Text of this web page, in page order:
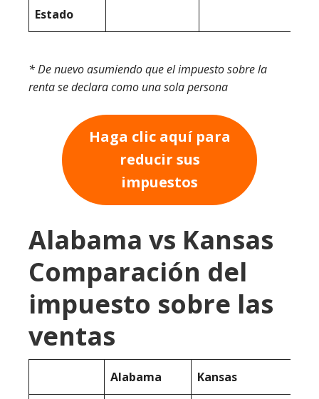
Estado
* De nuevo asumiendo que el impuesto sobre la
renta se declara como una sola persona
Haga clic aquí para
reducir sus
impuestos
Alabama vs Kansas
Comparación del
impuesto sobre las
ventas
Alabama Kansas